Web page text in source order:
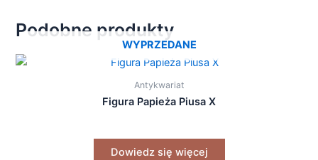
Podobne produkty
WYPRZEDANE
Antykwariat
Figura Papieża Piusa X
Dowiedz się więcej